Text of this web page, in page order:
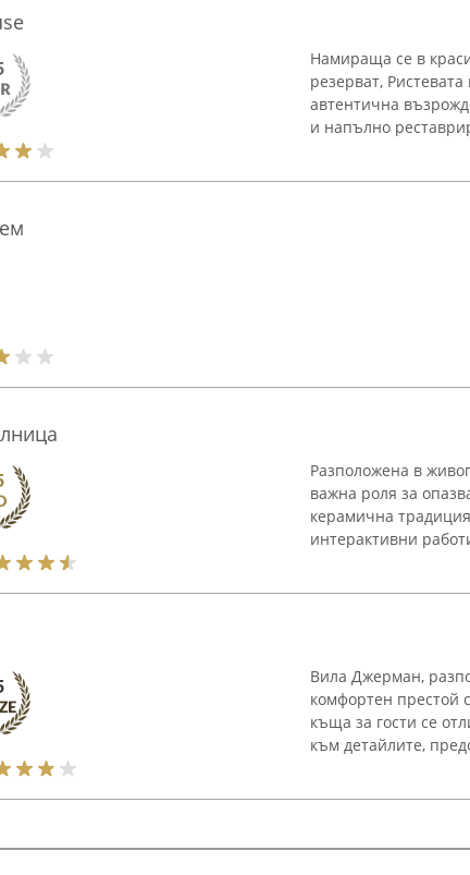
Намираща се в
резерват,
автентична
и напълно
Разположена в
важна роля за
керамична
интерактивни
Вила Джерман,
комфортен престой
къща за гости се
към детайлите,